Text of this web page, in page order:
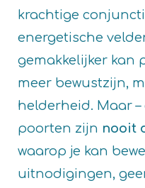
krachtige
energetische
gemakkelijker kan
meer bewustzijn,
helderheid. Maar
poorten zijn nooit
waarop je kan
uitnodigingen,